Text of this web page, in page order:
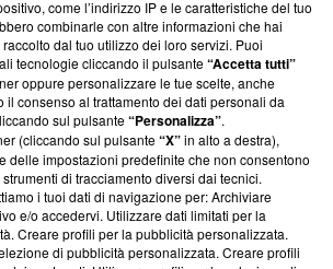
with Integrity’Blasting News non è
programma, ma ha richiesto di farne
non ha ancora effettuato una verifica di
come l’indirizzo IP e le caratteristiche del tuo
combinarle con altre informazioni che hai
dal tuo utilizzo dei loro servizi. Puoi
tecnologie cliccando il pulsante“Accetta tutti”
oppure personalizzare le tue scelte, anche
il consenso al trattamento dei dati personali da
sul pulsante“Personalizza”.
(cliccando sul pulsante“X”in alto a destra),
delle impostazioni predefinite che non consentono
di tracciamento diversi dai tecnici.
i tuoi dati di navigazione per: Archiviare
e/o accedervi. Utilizzare dati limitati per la
Creare profili per la pubblicità personalizzata.
di pubblicità personalizzata. Creare profili